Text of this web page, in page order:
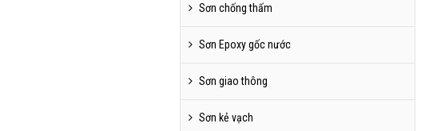
Sơn chống thấm
Sơn Epoxy gốc nước
Sơn giao thông
Sơn kẻ vạch